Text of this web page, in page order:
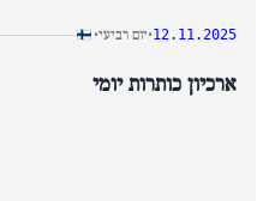
12.11.2025
•יום רביעי•
ארכיון כותרות יומי